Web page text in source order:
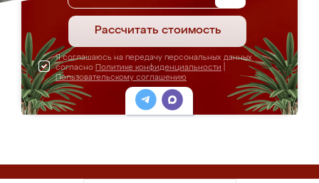
Рассчитать стоимость
Я соглашаюсь на передачу персональных данных
согласно Политике конфиденциальности
Пользовательскому соглашению